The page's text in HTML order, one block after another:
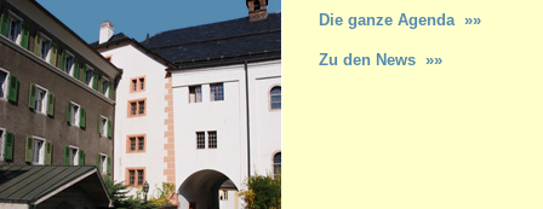
Die ganze Agenda »»
Zu den News »»